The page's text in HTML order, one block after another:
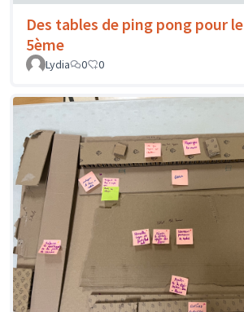
Des tables de ping pong pour le
5ème
Lydia
0 0